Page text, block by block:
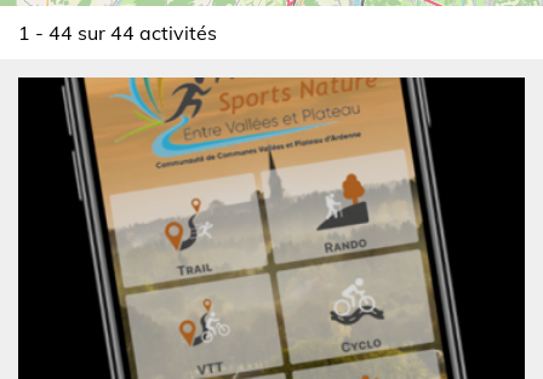
1 - 44 sur 44 activités